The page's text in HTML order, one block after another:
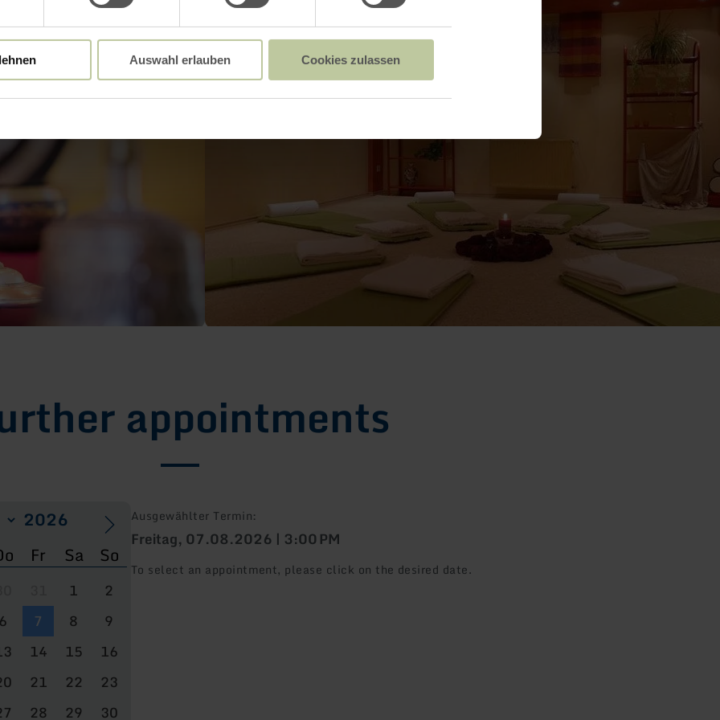
Auswahl erlauben Cookies zulassen
appointments
Fr Sa So
1
2
7 8
9
14 15
16
21 22
23
28 29 30
Ausgewählter Termin:
Freitag, 07.08.2026 | 3:00 PM
To select an appointment, please click on the desired date.